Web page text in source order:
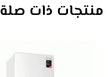
منتجات ذات صلة